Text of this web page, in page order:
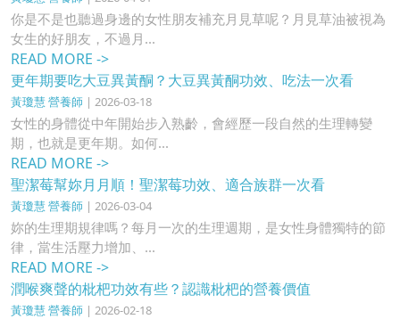
你是不是也聽過身邊的女性朋友補充月見草呢？月見草油被視為
女生的好朋友，不過月...
READ MORE ->
更年期要吃大豆異黃酮？大豆異黃酮功效、吃法一次看
黃瓊慧 營養師 | 2026-03-18
女性的身體從中年開始步入熟齡，會經歷一段自然的生理轉變
期，也就是更年期。如何...
READ MORE ->
聖潔莓幫妳月月順！聖潔莓功效、適合族群一次看
黃瓊慧 營養師 | 2026-03-04
妳的生理期規律嗎？每月一次的生理週期，是女性身體獨特的節
律，當生活壓力增加、...
READ MORE ->
潤喉爽聲的枇杷功效有些？認識枇杷的營養價值
黃瓊慧 營養師 | 2026-02-18